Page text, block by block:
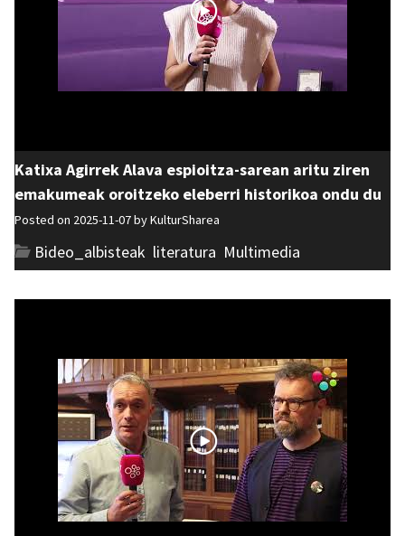
Katixa Agirrek Alava espioitza-sarean aritu ziren
emakumeak oroitzeko eleberri historikoa ondu du
Posted on 2025-11-07 byKulturSharea
Bideo_albisteak literatura Multimedia